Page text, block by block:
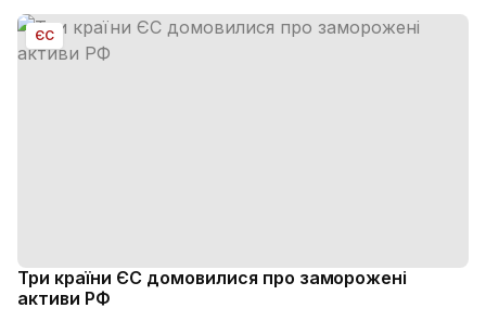
ЄС
Три країни ЄС домовилися про заморожені
активи РФ